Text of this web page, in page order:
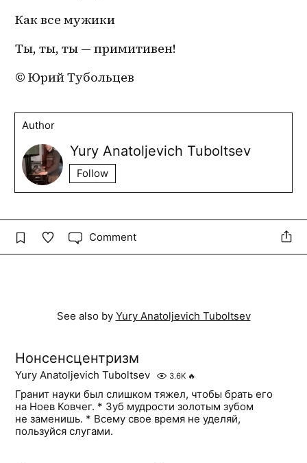
Как все мужики
Ты, ты, ты — примитивен!
© Юрий Тубольцев
Author
Yury Anatoljevich Tuboltsev
Follow
Comment
See also by Yury Anatoljevich Tuboltsev
Нонсенсцентризм
Yury Anatoljevich Tuboltsev 3.6K 🔥
Гранит науки был слишком тяжел, чтобы брать его
на Ноев Ковчег. * Зуб мудрости золотым зубом
не заменишь. * Всему свое время не уделяй,
пользуйся слугами.